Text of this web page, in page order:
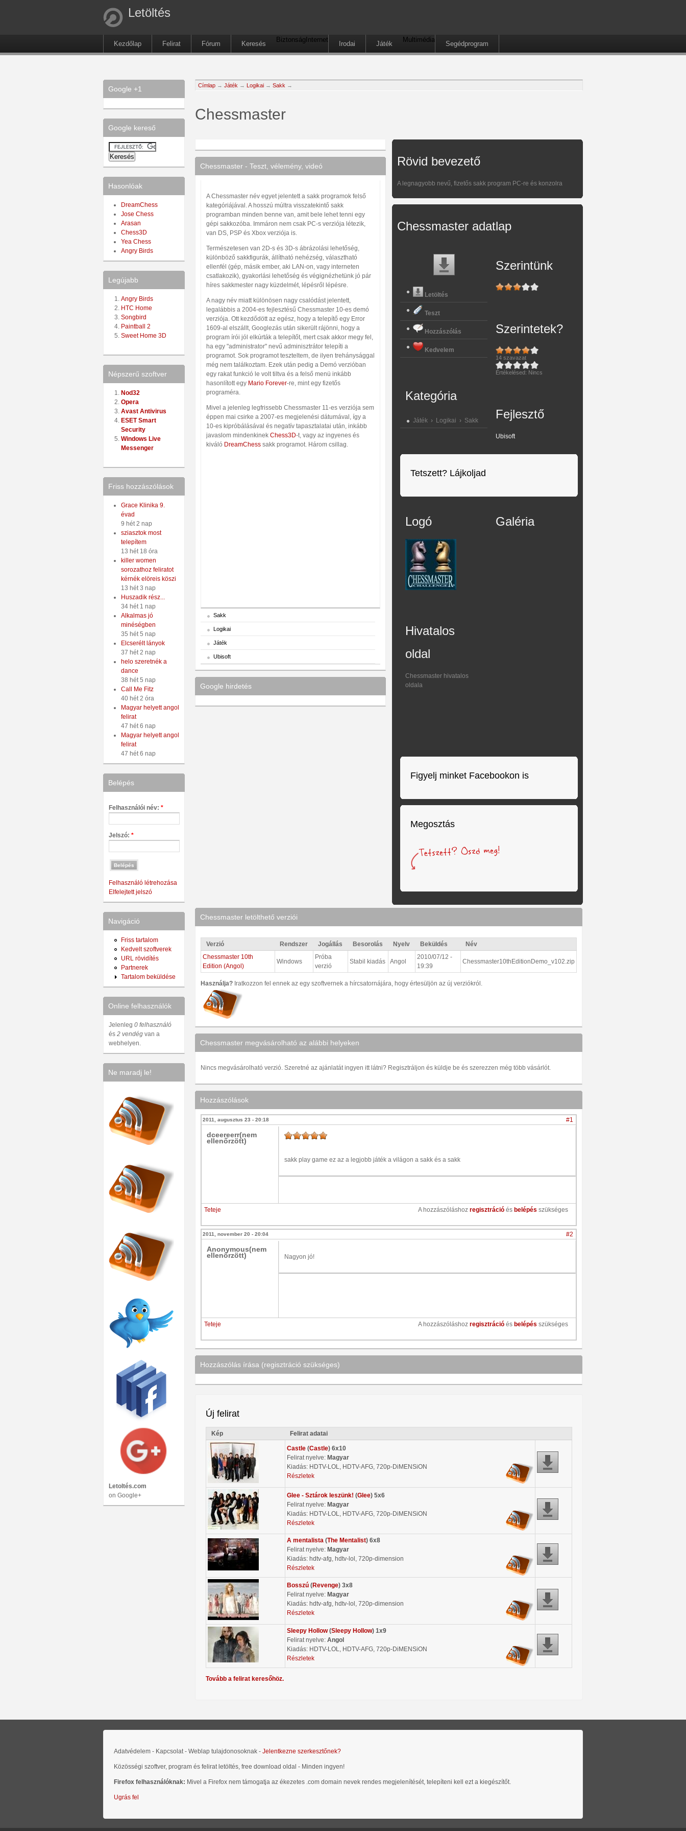
Letöltés
Kezdőlap Felirat Fórum Keresés
Biztonság Internet
Irodai Játék
Multimédia
Segédprogram
Google +1
Google kereső
Hasonlóak
DreamChess
Jose Chess
Arasan
Chess3D
Yea Chess
Angry Birds
Legújabb
Angry Birds
HTC Home
Songbird
Paintball 2
Sweet Home 3D
Népszerű szoftver
Nod32
Opera
Avast Antivirus
ESET Smart
Security
Windows Live
Messenger
Friss hozzászólások
Grace Klinika 9.
évad
9 hét 2 nap
sziasztok most
telepítem
13 hét 18 óra
killer women
sorozathoz feliratot
kérnék elöreis köszi
13 hét 3 nap
Huszadik rész...
34 hét 1 nap
Alkalmas jó
minéségben
35 hét 5 nap
Elcserélt lányok
37 hét 2 nap
helo szeretnék a
dance
38 hét 5 nap
Call Me Fitz
40 hét 2 óra
Magyar helyett angol
felirat
47 hét 6 nap
Magyar helyett angol
felirat
47 hét 6 nap
Belépés
Felhasználói név: *
Jelszó: *
Felhasználó létrehozása
Elfelejtett jelszó
Navigáció
Friss tartalom
Kedvelt szoftverek
URL rövidítés
Partnerek
Tartalom beküldése
Online felhasználók
Jelenleg 0 felhasználó
és 2 vendég van a
webhelyen.
Ne maradj le!
Letoltés.com
on Google+
Címlap → Játék → Logikai → Sakk →
Chessmaster
Chessmaster - Teszt, vélemény, videó
A Chessmaster név egyet jelentett a sakk programok felső
kategóriájával. A hosszú múltra visszatekintő sakk
programban minden benne van, amit bele lehet tenni egy
gépi sakkozóba. Immáron nem csak PC-s verziója létezik,
van DS, PSP és Xbox verziója is.
Természetesen van 2D-s és 3D-s ábrázolási lehetőség,
különböző sakkfigurák, állítható nehézség, választható
ellenfél (gép, másik ember, aki LAN-on, vagy interneten
csatlakozik), gyakorlási lehetőség és végignézhetünk jó pár
híres sakkmester nagy küzdelmét, lépésről lépésre.
A nagy név miatt különösen nagy csalódást jelentett,
legalábbis a 2004-es fejlesztésű Chessmaster 10-es demó
verziója. Ott kezdődött az egész, hogy a telepítő egy Error
1609-al elszállt, Googlezás után sikerült rájönni, hogy a
program írói jól elkúrták a telepítőt, mert csak akkor megy fel,
ha egy "administrator" nevű adminisztrátor telepíti a
programot. Sok programot teszteltem, de ilyen trehánysággal
még nem találkoztam. Ezek után pedig a Demó verzióban
egy rakat funkció le volt tiltva és a felső menü inkább
hasonlított egy Mario Forever-re, mint egy fizetős
programéra.
Mivel a jelenleg legfrissebb Chessmaster 11-es verziója sem
éppen mai csirke a 2007-es megjelenési dátumával, így a
10-es kipróbálásával és negatív tapasztalatai után, inkább
javaslom mindenkinek Chess3D-t, vagy az ingyenes és
kiváló DreamChess sakk programot. Három csillag.
Sakk
Logikai
Játék
Ubisoft
Google hirdetés
Rövid bevezető
A legnagyobb nevű, fizetős sakk program PC-re és konzolra
Chessmaster adatlap
Letöltés
Teszt
Hozzászólás
Kedvelem
Kategória
Játék › Logikai › Sakk
Szerintünk
Szerintetek?
14 szavazat
Értékelésed: Nincs
Fejlesztő
Ubisoft
Tetszett? Lájkoljad
Logó
Hivatalos
oldal
Chessmaster hivatalos
oldala
Galéria
Figyelj minket Facebookon is
Megosztás
Chessmaster letölthető verziói
Verzió Rendszer Jogállás Besorolás Nyelv Beküldés
Név
Chessmaster 10th
Edition (Angol)
Windows
Próba
verzió
Stabil kiadás Angol
2010/07/12 -
19:39
Chessmaster10thEditionDemo_v102.zip
Használja? Iratkozzon fel ennek az egy szoftvernek a hírcsatornájára, hogy értesüljön az új verziókról.
Chessmaster megvásárolható az alábbi helyeken
Nincs megvásárolható verzió. Szeretné az ajánlatát ingyen itt látni? Regisztráljon és küldje be és szerezzen még több vásárlót.
Hozzászólások
2011, augusztus 23 - 20:18 #1
dceereerr(nem
ellenőrzött)
sakk play game ez az a legjobb játék a világon a sakk és a sakk
Teteje A hozzászóláshozregisztráció ésbelépés szükséges
2011, november 20 - 20:04 #2
Anonymous(nem
ellenőrzött) Nagyon jó!
Teteje A hozzászóláshozregisztráció ésbelépés szükséges
Hozzászólás írása (regisztráció szükséges)
Új felirat
Kép Felirat adatai
Castle (Castle) 6x10
Felirat nyelve: Magyar
Kiadás: HDTV-LOL, HDTV-AFG, 720p-DiMENSiON
Részletek
Glee - Sztárok leszünk! (Glee) 5x6
Felirat nyelve: Magyar
Kiadás: HDTV-LOL, HDTV-AFG, 720p-DiMENSiON
Részletek
A mentalista (The Mentalist) 6x8
Felirat nyelve: Magyar
Kiadás: hdtv-afg, hdtv-lol, 720p-dimension
Részletek
Bosszú (Revenge) 3x8
Felirat nyelve: Magyar
Kiadás: hdtv-afg, hdtv-lol, 720p-dimension
Részletek
Sleepy Hollow(Sleepy Hollow) 1x9
Felirat nyelve: Angol
Kiadás: HDTV-LOL, HDTV-AFG, 720p-DiMENSiON
Részletek
Tovább a felirat keresőhöz.
Adatvédelem - Kapcsolat - Weblap tulajdonosoknak - Jelentkezne szerkesztőnek?
Közösségi szoftver, program és felirat letöltés, free download oldal - Minden ingyen!
Firefox felhasználóknak: Mivel a Firefox nem támogatja az ékezetes .com domain nevek rendes megjelenítését, telepíteni kell ezt a kiegészítőt.
Ugrás fel